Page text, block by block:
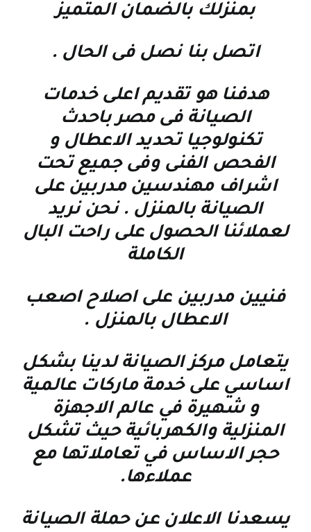
بمنزلك بالضمان المتميز
اتصل بنا نصل فى الحال .
هدفنا هو تقديم اعلى خدمات
الصيانة فى مصر باحدث
تكنولوجيا تحديد الاعطال و
الفحص الفنى وفى جميع تحت
اشراف مهندسين مدربين على
الصيانة بالمنزل . نحن نريد
لعملائنا الحصول على راحت البال
الكاملة
فنيين مدربين على اصلاح اصعب
الاعطال بالمنزل .
يتعامل مركز الصيانة لدينا بشكل
اساسي على خدمة ماركات عالمية
و شهيرة في عالم الاجهزة
المنزلية والكهربائية حيث تشكل
حجر الاساس في تعاملاتها مع
عملاءها.
يسعدنا الاعلان عن حملة الصيانة